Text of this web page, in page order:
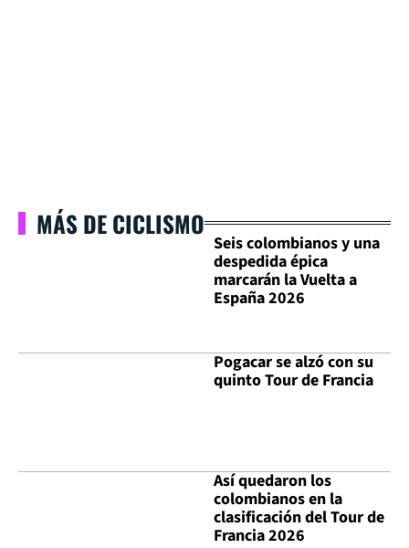
MÁS DE CICLISMO
Seis colombianos y una
despedida épica
marcarán la Vuelta a
España 2026
Pogacar se alzó con su
quinto Tour de Francia
Así quedaron los
colombianos en la
clasificación del Tour de
Francia 2026